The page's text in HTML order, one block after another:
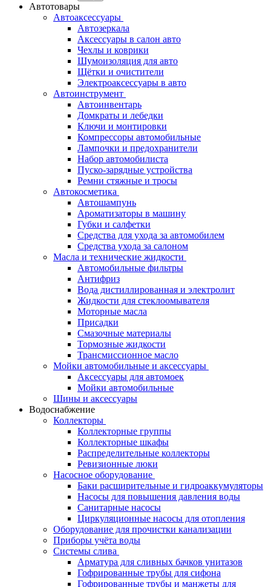
Автотовары
Автоаксессуары
Автозеркала
Аксессуары в салон авто
Чехлы и коврики
Шумоизоляция для авто
Щётки и очистители
Электроаксессуары в авто
Автоинструмент
Автоинвентарь
Домкраты и лебедки
Ключи и монтировки
Компрессоры автомобильные
Лампочки и предохранители
Набор автомобилиста
Пуско-зарядные устройства
Ремни стяжные и тросы
Автокосметика
Автошампунь
Ароматизаторы в машину
Губки и салфетки
Средства для ухода за автомобилем
Средства ухода за салоном
Масла и технические жидкости
Автомобильные фильтры
Антифриз
Вода дистиллированная и электролит
Жидкости для стеклоомывателя
Моторные масла
Присадки
Смазочные материалы
Тормозные жидкости
Трансмиссионное масло
Мойки автомобильные и аксессуары
Аксессуары для автомоек
Мойки автомобильные
Шины и аксессуары
Водоснабжение
Коллекторы
Коллекторные группы
Коллекторные шкафы
Распределительные коллекторы
Ревизионные люки
Насосное оборудование
Баки расширительные и гидроаккумуляторы
Насосы для повышения давления воды
Санитарные насосы
Циркуляционные насосы для отопления
Оборудование для прочистки канализации
Приборы учёта воды
Системы слива
Арматура для сливных бачков унитазов
Гофрированные трубы для сифона
Гофрированные трубы и манжеты для